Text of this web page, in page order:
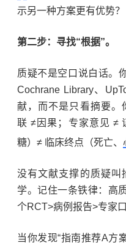
示另一种方案更有优势？
第二步：寻找“根据”。
质疑不是空口说白话。
Cochrane Library、
献，而不是只看摘要。
联 ≠ 因果；专家意见 ≠
糖） ≠ 临床终点（死亡、
没有文献支撑的质疑叫
学。记住一条铁律：高
个RCT>病例报告>专家
当你发现“指南推荐A方